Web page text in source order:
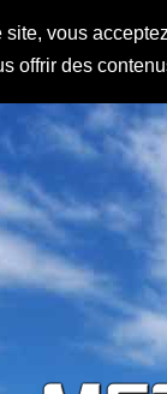
vous
offrir des